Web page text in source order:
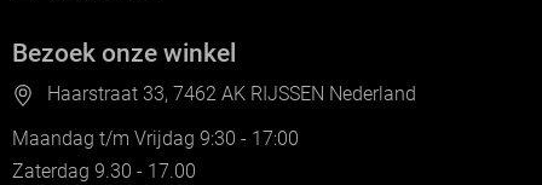
Bezoek onze winkel
Haarstraat 33, 7462 AK RIJSSEN Nederland
Maandag t/m Vrijdag 9:30 - 17:00
Zaterdag 9.30 - 17.00